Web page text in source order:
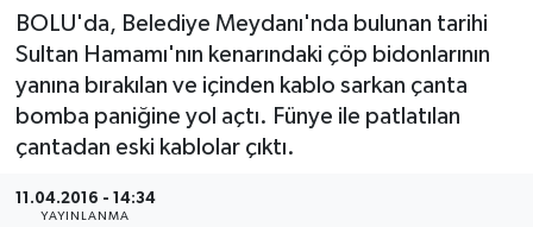
BOLU'da, Belediye Meydanı'nda bulunan tarihi
Sultan Hamamı'nın kenarındaki çöp bidonlarının
yanına bırakılan ve içinden kablo sarkan çanta
bomba paniğine yol açtı. Fünye ile patlatılan
çantadan eski kablolar çıktı.
11.04.2016 - 14:34
YAYINLANMA
Medya
Sağlık